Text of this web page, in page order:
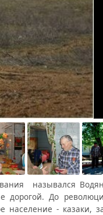
назывался
дорогой. До
население - казаки,